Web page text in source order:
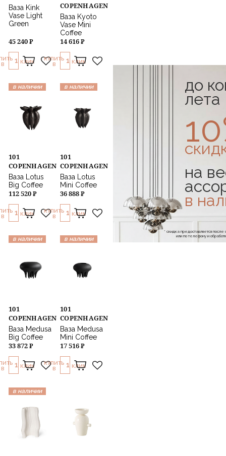
Ваза Kink
Vase Light
Green
45 240 ₽
В
1 КЛИК
COPENHAGEN
Ваза Kyoto
Vase Mini
Coffee
14 616 ₽
КУПИТЬ
В
1 КЛИК
в наличии
101
COPENHAGEN
Ваза Lotus
Big Coffee
112 520 ₽
В
1 КЛИК
в наличии
101
COPENHAGEN
Ваза Lotus
Mini Coffee
36 888 ₽
КУПИТЬ
В
1 КЛИК
в наличии
101
COPENHAGEN
Ваза Medusa
Big Coffee
33 872 ₽
В
1 КЛИК
в наличии
101
COPENHAGEN
Ваза Medusa
Mini Coffee
17 516 ₽
КУПИТЬ
В
1 КЛИК
в наличии
до
лета
на
в
* скидка предоставляется
или по телефону и